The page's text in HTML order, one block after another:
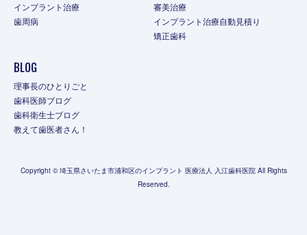
インプラント治療
歯周病
審美治療
インプラント治療自動見積り
矯正歯科
BLOG
理事長のひとりごと
歯科医師ブログ
歯科衛生士ブログ
教えて歯医者さん！
Copyright © 埼玉県さいたま市浦和区のインプラント 医療法人 入江歯科医院 All Rights
Reserved.